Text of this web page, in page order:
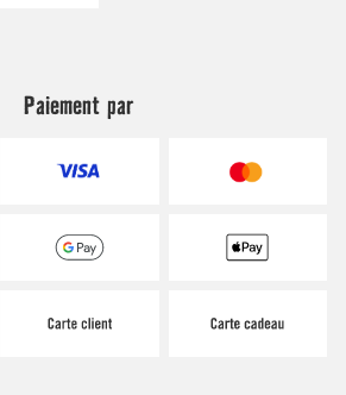
Paiement par